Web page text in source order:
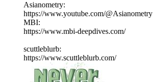
Asianometry:
https://www.youtube.com/@Asianometry
MBI:
https://www.mbi-deepdives.com/
scuttleblurb:
https://www.scuttleblurb.com/